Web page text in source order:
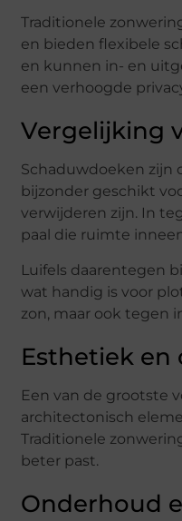
Traditionele
en bieden flexibele
en kunnen in- en
een verhoogde
Vergelijking
Schaduwdoeken zijn
bijzonder geschikt
verwijderen zijn. In
paal die ruimte
Luifels daarentegen
wat handig is voor
zon, maar ook tegen
Esthetiek
Een van de grootste
architectonisch
Traditionele
beter past.
Onderhoud